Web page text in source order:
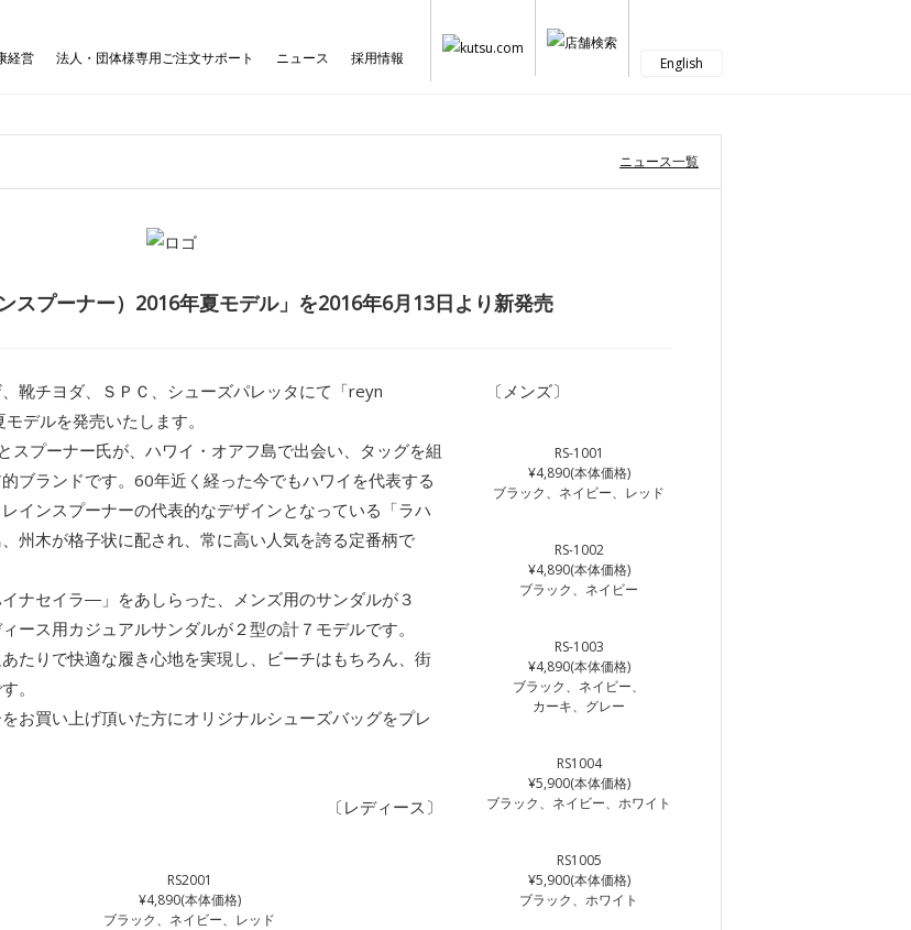
経営 法人・団体様専用ご注文サポート ニュース 採用情報 English
ニュース一覧
スプーナー）2016年夏モデル」を2016年6月13日より新発売
〔メンズ〕
RS-1001
¥4,890(本体価格)
ブラック、ネイビー、レッド
RS-1002
¥4,890(本体価格)
ブラック、ネイビー
RS-1003
¥4,890(本体価格)
ブラック、ネイビー、
カーキ、グレー
RS1004
¥5,900(本体価格)
ブラック、ネイビー、ホワイト
RS1005
¥5,900(本体価格)
ブラック、ホワイト
靴チヨダ、ＳＰＣ、シューズパレッタにて「reyn
デルを発売いたします。
プーナー氏が、ハワイ・オアフ島で出会い、タッグを組
ブランドです。60年近く経った今でもハワイを代表する
インスプーナーの代表的なデザインとなっている「ラハ
州木が格子状に配され、常に高い人気を誇る定番柄で
ナセイラ―」をあしらった、メンズ用のサンダルが３
ース用カジュアルサンダルが２型の計７モデルです。
たりで快適な履き心地を実現し、ビーチはもちろん、街
。
お買い上げ頂いた方にオリジナルシューズバッグをプレ
〔レディース〕
RS2001
¥4,890(本体価格)
ブラック、ネイビー、レッド